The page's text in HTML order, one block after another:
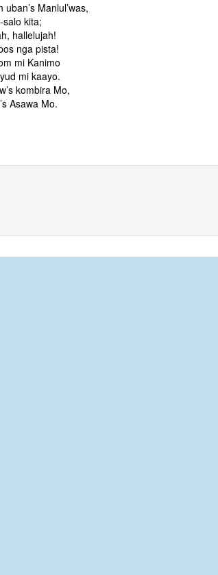
uban’s Manlul’was,
salo kita;
hallelujah!
nga pista!
mi Kanimo
mi kaayo.
kombira Mo,
Asawa Mo.